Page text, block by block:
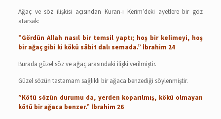
Ağaç ve söz ilişkisi açısından Kuran-ı Kerim’deki ayetlere bir göz
atarsak:
”Gördün Allah nasıl bir temsil yaptı; hoş bir kelimeyi, hoş
bir ağaç gibi ki kökü sâbit dalı semada.” İbrahim 24
Burada güzel söz ve ağaç arasındaki ilişki verilmiştir.
Güzel sözün tastamam sağlıklı bir ağaca benzediği söylenmiştir.
”Kötü sözün durumu da, yerden koparılmış, kökü olmayan
kötü bir ağaca benzer.” İbrahim 26